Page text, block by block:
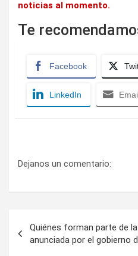
noticias al momento.
Te
Facebook
LinkedIn
Dejanos un comentario:
de
Quiénes forman parte de
anunciada por el gobierno